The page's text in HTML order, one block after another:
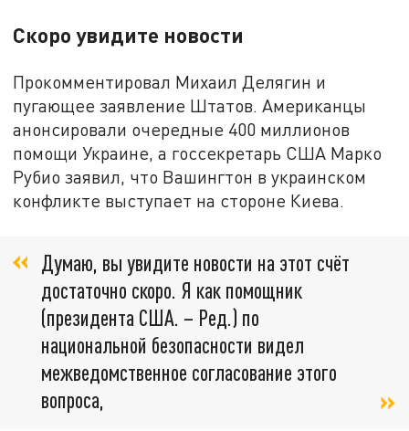
Скоро увидите новости
Прокомментировал Михаил Делягин и
пугающее заявление Штатов. Американцы
анонсировали очередные 400 миллионов
помощи Украине, а госсекретарь США Марко
Рубио заявил, что Вашингтон в украинском
конфликте выступает на стороне Киева.
Думаю, вы увидите новости на этот счёт
достаточно скоро. Я как помощник
(президента США. – Ред.) по
национальной безопасности видел
межведомственное согласование этого
вопроса,